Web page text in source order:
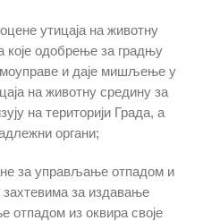
утицаја на животну
које одобрење за градњу
и даје мишљење у
на животну средину за
на територији Града, а
органи;
за управљање отпадом и
за издавање
отпадом из оквира своје